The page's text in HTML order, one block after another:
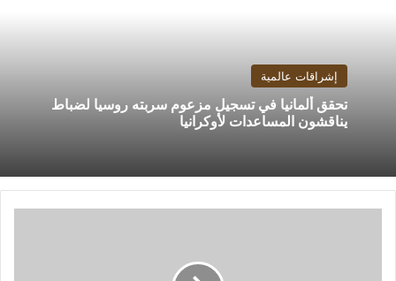
إشراقات عالمية
تحقق ألمانيا في تسجيل مزعوم سربته روسيا لضباط
يناقشون المساعدات لأوكرانيا